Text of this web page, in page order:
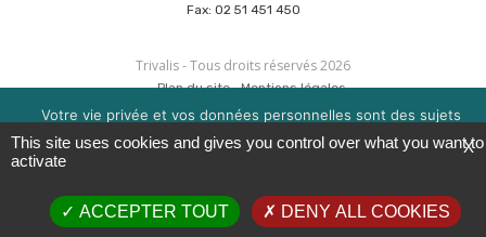
Fax: 02 51 451 450
Trivalis - Tous droits réservés 2026
Plan du site
Mentions légales
Politique de sécurité des données
Cookies
Votre vie privée et vos données personnelles sont des sujets
importants pour nous. Consultez notre politique de
confidentialité pour en savoir plus. Nous utilisons des cookies
gérer l'acceptation des cookies en cliquant sur la boite en bas à
droite 'Gérer les services'.
X
This site uses cookies and gives you control over what you want to
activate
ACCEPTER TOUT DENY ALL COOKIES